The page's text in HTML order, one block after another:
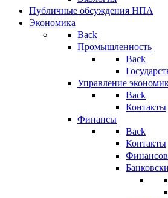
Публичные обсуждения НПА
Экономика
Back
Промышленность
Back
Управление
Back
Контакты
Финансы
Back
Контакты